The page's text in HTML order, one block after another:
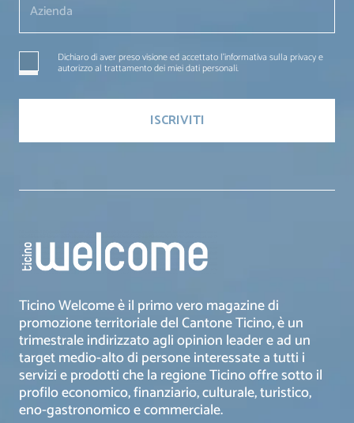
Dichiaro di aver preso visione ed accettato l'informativa sulla privacy e
autorizzo al trattamento dei miei dati personali.
Ticino Welcome è il primo vero magazine di
promozione territoriale del Cantone Ticino, è un
trimestrale indirizzato agli opinion leader e ad un
target medio-alto di persone interessate a tutti i
servizi e prodotti che la regione Ticino offre sotto il
profilo economico, finanziario, culturale, turistico,
eno-gastronomico e commerciale.